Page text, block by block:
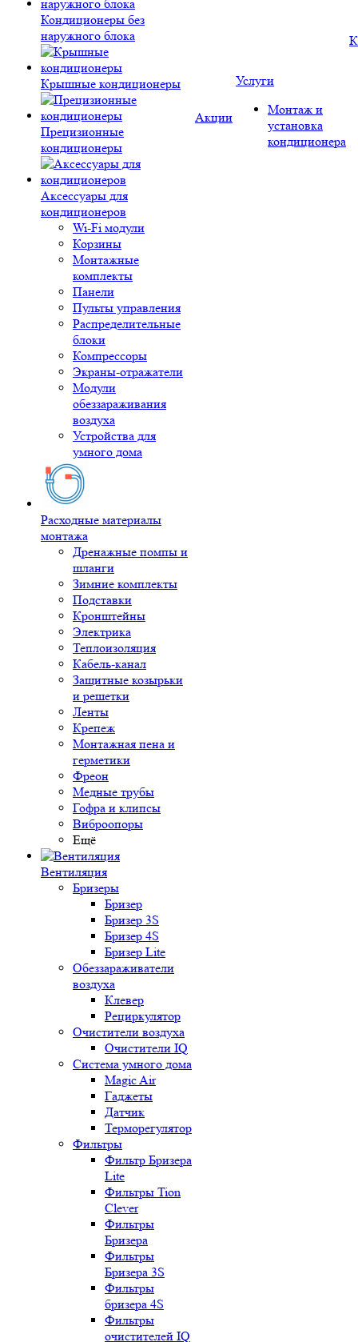
Кондиционеры без
наружного блока
Крышные кондиционеры
Прецизионные
кондиционеры
Аксессуары для
кондиционеров
Wi-Fi модули
Корзины
Монтажные
комплекты
Панели
Пульты управления
Распределительные
блоки
Компрессоры
Экраны-отражатели
Модули
обеззараживания
воздуха
Устройства для
умного дома
Расходные материалы
монтажа
Дренажные помпы и
шланги
Зимние комплекты
Подставки
Кронштейны
Электрика
Теплоизоляция
Кабель-канал
Защитные козырьки
и решетки
Ленты
Крепеж
Монтажная пена и
герметики
Фреон
Медные трубы
Гофра и клипсы
Виброопоры
Ещё
Вентиляция
Бризеры
Бризер
Бризер 3S
Бризер 4S
Бризер Lite
Обеззараживатели
воздуха
Клевер
Рециркулятор
Очистители воздуха
Очистители IQ
Система умного дома
Magic Air
Гаджеты
Датчик
Терморегулятор
Фильтры
Фильтр Бризера
Lite
Фильтры Tion
Clever
Фильтры
Бризера
Фильтры
Бризера 3S
Фильтры
бризера 4S
Фильтры
очистителей IQ
Акции
Услуги
Монтаж и
установка
кондиционера